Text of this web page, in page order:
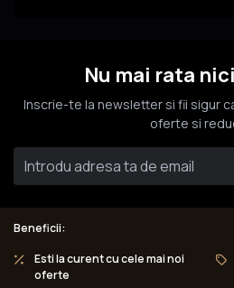
Nu mai rata
Inscrie-te la newsletter si fii sigur
oferte si
Beneficii:
Esti la curent cu cele mai noi
oferte